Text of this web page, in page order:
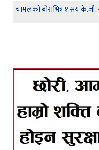
चामलको बोराभित्र १ सय